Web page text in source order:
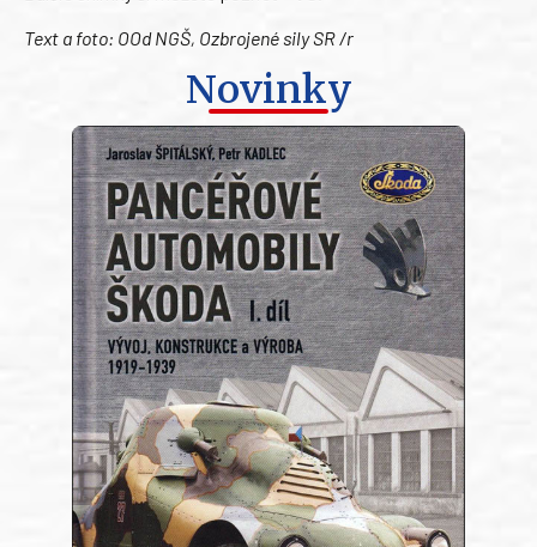
Text a foto: OOd NGŠ, Ozbrojené sily SR /r
Novinky